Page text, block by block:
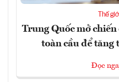
Thế
Trung Quốc mở
toàn cầu để tăng
Đọc